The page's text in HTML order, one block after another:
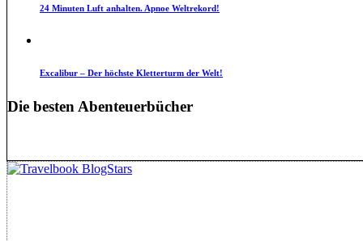
24 Minuten Luft anhalten. Apnoe Weltrekord!
Excalibur – Der höchste Kletterturm der Welt!
Die besten Abenteuerbücher